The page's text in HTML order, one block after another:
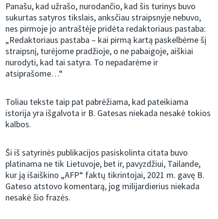
Panašu, kad užrašo, nurodančio, kad šis turinys buvo
sukurtas satyros tikslais, anksčiau straipsnyje nebuvo,
nes pirmoje jo antraštėje pridėta redaktoriaus pastaba:
„Redaktoriaus pastaba – kai pirmą kartą paskelbėme šį
straipsnį, turėjome pradžioje, o ne pabaigoje, aiškiai
nurodyti, kad tai satyra. To nepadarėme ir
atsiprašome…“
Toliau tekste taip pat pabrėžiama, kad pateikiama
istorija yra išgalvota ir B. Gatesas niekada nesakė tokios
kalbos.
Ši iš satyrinės publikacijos pasiskolinta citata buvo
platinama ne tik Lietuvoje, bet ir, pavyzdžiui, Tailande,
kur ją išaiškino „AFP“ faktų tikrintojai, 2021 m. gavę B.
Gateso atstovo komentarą, jog milijardierius niekada
nesakė šio frazės.